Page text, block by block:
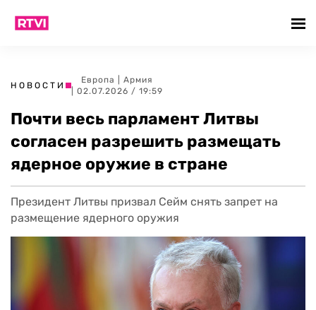
НОВОСТИ
Европа
Армия
| 02.07.2026 / 19:59
Почти весь парламент Литвы
согласен разрешить размещать
ядерное оружие в стране
Президент Литвы призвал Сейм снять запрет на
размещение ядерного оружия